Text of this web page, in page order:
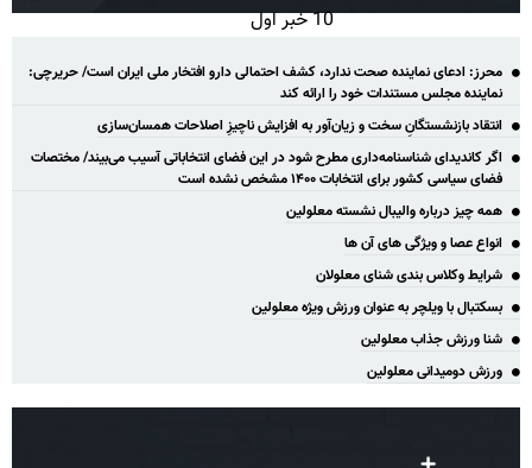
10 خبر اول
محرز: ادعای نماینده صحت ندارد، کشف احتمالی دارو افتخار ملی ایران است/ حریرچی:
نماینده مجلس مستندات خود را ارائه کند
انتقاد بازنشستگانِ سخت و زیان‌آور به افزایش ناچیزِ اصلاحات همسان‌سازی
اگر کاندیدای شناسنامه‌‎داری مطرح شود در این فضای انتخاباتی آسیب می‌بیند/ مختصات
فضای سیاسی کشور برای انتخابات ۱۴۰۰ مشخص نشده است
همه چیز درباره والیبال نشسته معلولین
انواع عصا و ویژگی های آن ها
شرایط وکلاس بندی شنای معلولان
بسکتبال با ویلچر به عنوان ورزش ویژه معلولین
شنا ورزش جذاب معلولین
ورزش دومیدانی معلولین